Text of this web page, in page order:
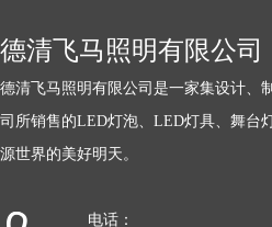
德清飞马照明有限公司
德清飞马照明有限公司是一家集设计、
司所销售的LED灯泡、LED灯具、舞台
源世界的美好明天。
电话：